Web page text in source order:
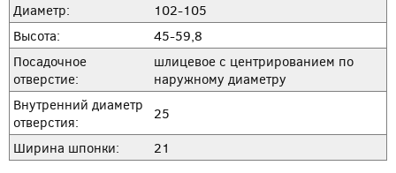
Диаметр:
102-105
Высота:
45-59,8
Посадочное
отверстие:
шлицевое с центрированием по
наружному диаметру
Внутренний диаметр
отверстия:
25
Ширина шпонки:
21